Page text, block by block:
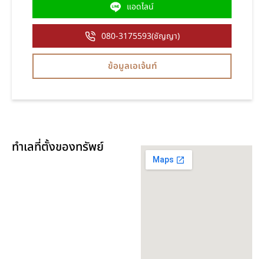
แอดไลน์
080-3175593(ชัญญา)
ข้อมูลเอเจ้นท์
ทำเลที่ตั้งของทรัพย์